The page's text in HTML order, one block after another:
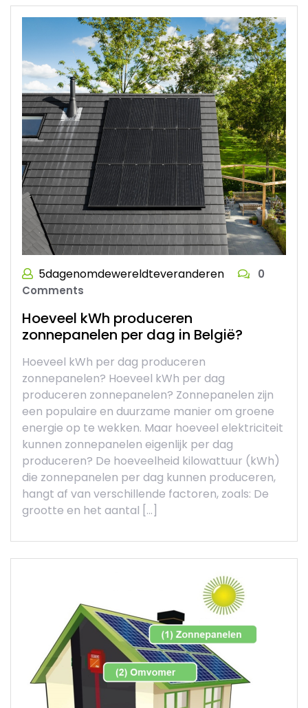
5dagenomdewereldteveranderen
0
Comments
Hoeveel kWh produceren
zonnepanelen per dag in België?
Hoeveel kWh per dag produceren
zonnepanelen? Hoeveel kWh per dag
produceren zonnepanelen? Zonnepanelen zijn
een populaire en duurzame manier om groene
energie op te wekken. Maar hoeveel elektriciteit
kunnen zonnepanelen eigenlijk per dag
produceren? De hoeveelheid kilowattuur (kWh)
die zonnepanelen per dag kunnen produceren,
hangt af van verschillende factoren, zoals: De
grootte en het aantal […]